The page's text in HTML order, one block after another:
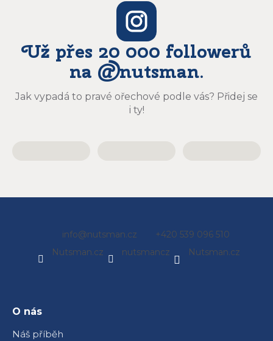
Už přes 20 000 followerů
na @nutsman.
Jak vypadá to pravé ořechové podle vás? Přidej se
i ty!
info@nutsman.cz
+420 539 096 510
Nutsman.cz
nutsmancz Nutsman.cz
O nás
Náš příběh